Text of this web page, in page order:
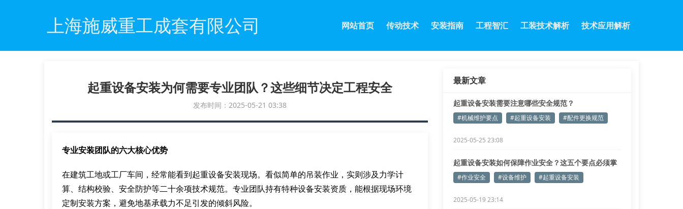
上海施威重工成套有限公司 网站首页 传动技术 安装指南 工程智汇 工装技术解析 技术应用解析
起重设备安装为何需要专业团队？这些细节决定工程安全
发布时间：2025-05-21 03:38
专业安装团队的六大核心优势
在建筑工地或工厂车间，经常能看到起重设备安装现场。看似简单的吊装作业，实则涉及力学计
算、结构校验、安全防护等二十余项技术规范。专业团队持有特种设备安装资质，能根据现场环境
定制安装方案，避免地基承载力不足引发的倾斜风险。
最新文章
起重设备安装需要注意哪些安全规范？
#机械维护要点 #起重设备安装 #配件更换规范
2025-05-25 23:08
起重设备安装如何保障作业安全？这五个要点必须掌
握！
#作业安全 #设备维护 #起重设备安装
2025-05-19 23:14